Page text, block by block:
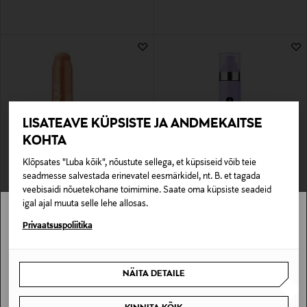
LISATEAVE KÜPSISTE JA ANDMEKAITSE
KOHTA
Klõpsates "Luba kõik", nõustute sellega, et küpsiseid võib teie
seadmesse salvestada erinevatel eesmärkidel, nt. B. et tagada
veebisaidi nõuetekohane toimimine. Saate oma küpsiste seadeid
igal ajal muuta selle lehe allosas.
Privaatsuspoliitika
NÄITA DETAILE
CLINIQUE
Kreemjas särapulk Chubby Stick
Sculpting Highlight
CLINIQUE
Meigikinnitussprei Set The Day
Stockmann pole Sinu riigis saadaval.
SAAN ARU